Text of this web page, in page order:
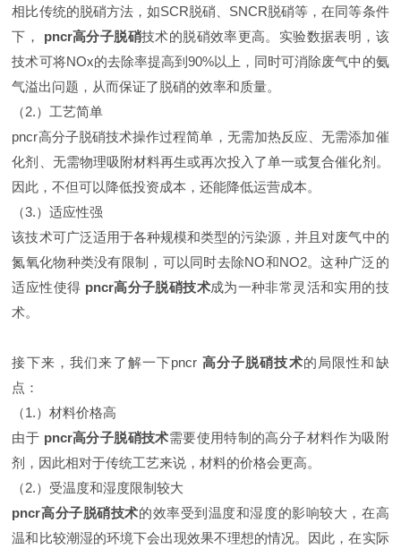
相比传统的脱硝方法，如SCR脱硝、SNCR脱硝等，在同等条件
下， pncr高分子脱硝技术的脱硝效率更高。实验数据表明，该
技术可将NOx的去除率提高到90%以上，同时可消除废气中的氨
气溢出问题，从而保证了脱硝的效率和质量。
（2.）工艺简单
pncr高分子脱硝技术操作过程简单，无需加热反应、无需添加催
化剂、无需物理吸附材料再生或再次投入了单一或复合催化剂。
因此，不但可以降低投资成本，还能降低运营成本。
（3.）适应性强
该技术可广泛适用于各种规模和类型的污染源，并且对废气中的
氮氧化物种类没有限制，可以同时去除NO和NO2。这种广泛的
适应性使得 pncr高分子脱硝技术成为一种非常灵活和实用的技
术。
接下来，我们来了解一下pncr 高分子脱硝技术的局限性和缺
点：
（1.）材料价格高
由于 pncr高分子脱硝技术需要使用特制的高分子材料作为吸附
剂，因此相对于传统工艺来说，材料的价格会更高。
（2.）受温度和湿度限制较大
pncr高分子脱硝技术的效率受到温度和湿度的影响较大，在高
温和比较潮湿的环境下会出现效果不理想的情况。因此，在实际